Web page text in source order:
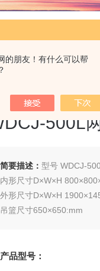
的朋友！有什么可以帮
动试验机/耐臭氧老化试
冷热冲击试验设备
500L
简要描述： 型号 WDCJ-
内形尺寸D×W×H
外形尺寸D×W×H
吊篮尺寸650×650:mm
产品型号：